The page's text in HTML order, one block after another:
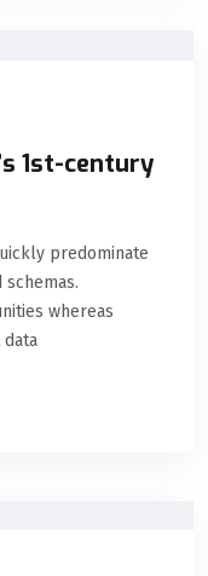
1st-century
predominate
whereas